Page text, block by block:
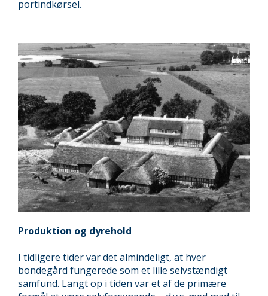
portindkørsel.
Produktion og dyrehold
I tidligere tider var det almindeligt, at hver
bondegård fungerede som et lille selvstændigt
samfund. Langt op i tiden var et af de primære